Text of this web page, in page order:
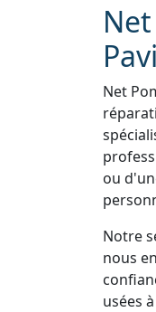
Net
ou
Notre
nous
usées